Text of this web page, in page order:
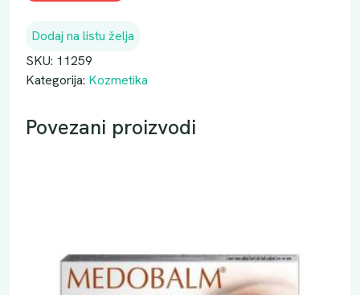
Dodaj na listu želja
SKU: 11259
Kategorija: Kozmetika
Povezani proizvodi